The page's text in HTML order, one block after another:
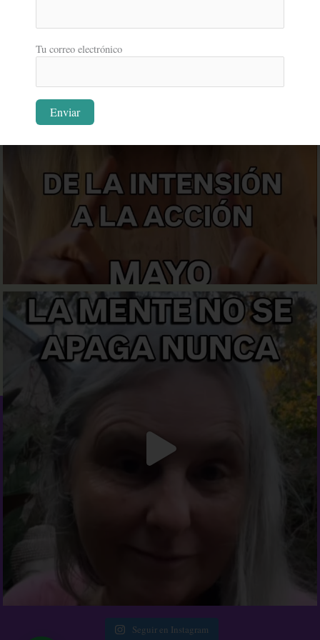
Seguir en Instagram
Tu correo electrónico